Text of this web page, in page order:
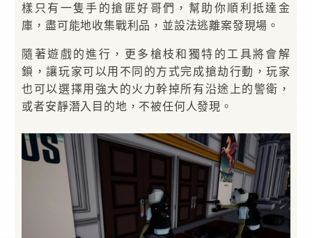
樣只有一隻手的搶匪好哥們，幫助你順利抵達金
庫，盡可能地收集戰利品，並設法逃離案發現場。
隨著遊戲的進行，更多槍枝和獨特的工具將會解
鎖，讓玩家可以用不同的方式完成搶劫行動，玩家
也可以選擇用強大的火力幹掉所有沿途上的警衛，
或者安靜潛入目的地，不被任何人發現。